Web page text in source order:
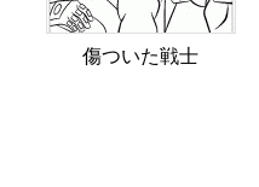
傷ついた戦士